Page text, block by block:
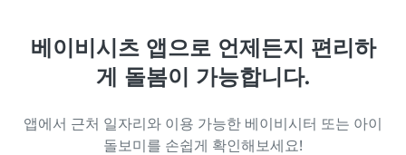
베이비시츠 앱으로 언제든지 편리하
게 돌봄이 가능합니다.
앱에서 근처 일자리와 이용 가능한 베이비시터 또는 아이
돌보미를 손쉽게 확인해보세요!